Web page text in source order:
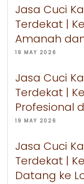
Jasa Cuci
Terdekat |
Amanah
19 MAY 2026
Jasa Cuci
Terdekat |
Profesional
19 MAY 2026
Jasa Cuci
Terdekat |
Datang ke